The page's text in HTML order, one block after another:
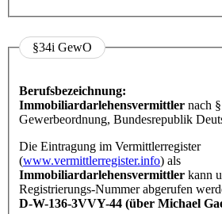
§34i GewO
Berufsbezeichnung:
Immobiliardarlehensvermittler nach
Gewerbeordnung, Bundesrepublik
Die Eintragung im Vermittlerregister
(www.vermittlerregister.info) als
Immobiliardarlehensvermittler kann
Registrierungs-Nummer abgerufen
D-W-136-3VVY-44 (über Michael